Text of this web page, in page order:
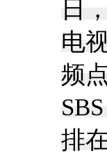
日
电
频
排